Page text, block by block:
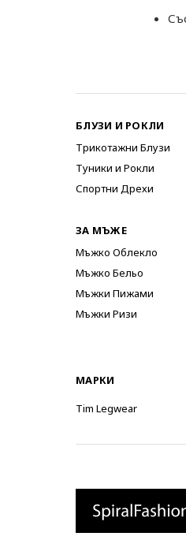
БЛУЗИ И РОКЛИ
Трикотажни Блузи
Туники и Рокли
Спортни Дрехи
ЗА МЪЖЕ
Мъжко Облекло
Мъжко Бельо
Мъжки Пижами
Мъжки Ризи
МАРКИ
Tim Legwear